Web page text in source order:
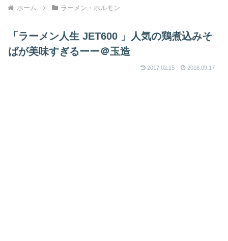
ホーム ラーメン・ホルモン
「ラーメン人生 JET600 」人気の鶏煮込みそ
ばが美味すぎるーー＠玉造
2017.02.15 2016.09.17